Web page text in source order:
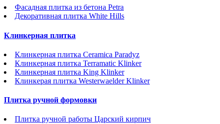
Фасадная плитка из бетона Petra
Декоративная плитка White Hills
Клинкерная плитка
Клинкерная плитка Ceramica Paradyz
Клинкерная плитка Terramatic Klinker
Клинкерная плитка King Klinker
Клинкерая плитка Westerwaelder Klinker
Плитка ручной формовки
Плитка ручной работы Царский кирпич